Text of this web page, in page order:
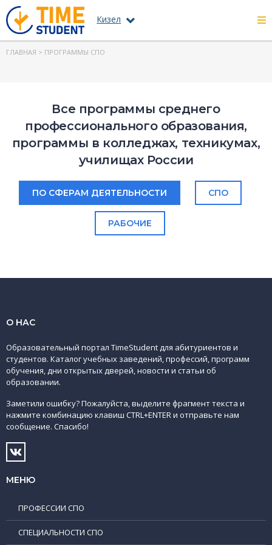
Кизел
ГЛАВНАЯ > ПРОГРАММЫ СПО
Все программы среднего
профессионального образования,
программы в колледжах, техникумах,
училищах России
ПО СФЕРАМ ДЕЯТЕЛЬНОСТИ СПО
РАБОЧИЕ
О НАС
Образовательный портал TimeStudent для абитуриентов и
студентов. Каталог учебных заведений, профессий, программ
обучения, дни открытых дверей, новости и статьи об
образовании.
Заметили ошибку? Пожалуйста, выделите фрагмент текста и
нажмите комбинацию клавиш CTRL+ENTER и отправьте нам
сообщение. Спасибо!
МЕНЮ
ПРОФЕССИИ СПО
СПЕЦИАЛЬНОСТИ СПО